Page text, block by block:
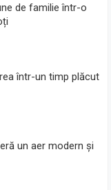
de familie într-o
într-un timp plăcut
un aer modern și